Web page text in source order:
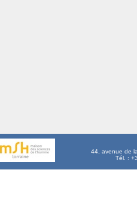
44, avenue de
Tél. :